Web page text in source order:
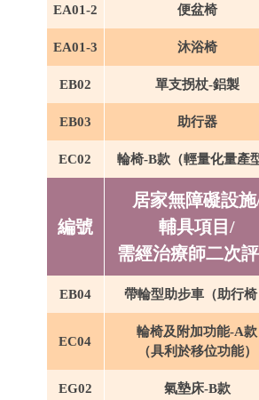
EA01-2 便盆椅
EA01-3 沐浴椅
EB02 單支拐杖-鋁製
EB03 助行器
EC02 輪椅-B款 （輕量化量產
編號
居家無障礙設
輔具項目/
需經治療師二次
EB04 帶輪型助步車（助行椅
EC04
輪椅及附加功能-A款
（具利於移位功能）
EG02 氣墊床-B款